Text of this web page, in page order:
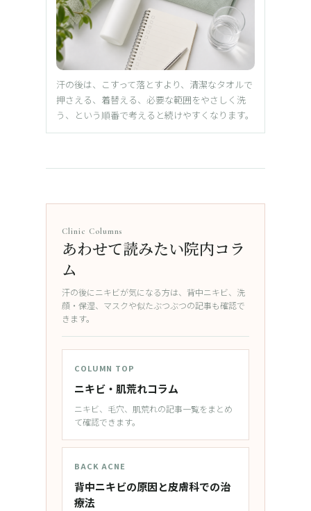
汗の後は、こすって落とすより、清潔なタオルで
押さえる、着替える、必要な範囲をやさしく洗
う、という順番で考えると続けやすくなります。
Clinic Columns
あわせて読みたい院内コラ
ム
汗の後にニキビが気になる方は、背中ニキビ、洗
顔・保湿、マスクや似たぶつぶつの記事も確認で
きます。
COLUMN TOP
ニキビ・肌荒れコラム
ニキビ、毛穴、肌荒れの記事一覧をまとめ
て確認できます。
BACK ACNE
背中ニキビの原因と皮膚科での治
療法